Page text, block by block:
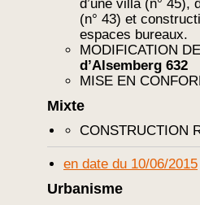
d’une villa (n° 45),
(n° 43) et
espaces bureaux.
MODIFICATION
d’Alsemberg 632
MISE EN
Mixte
CONSTRUCTION
en date du 10/06/2015
Urbanisme